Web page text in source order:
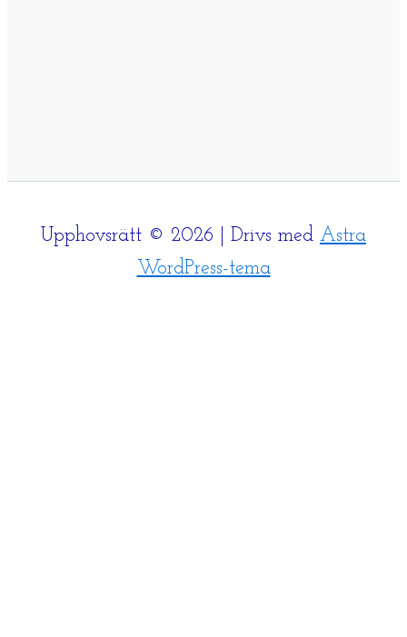
Upphovsrätt © 2026 | Drivs med Astra
WordPress-tema